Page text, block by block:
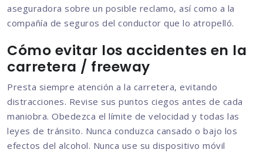
aseguradora sobre un posible reclamo, así como a la
compañía de seguros del conductor que lo atropelló.
Cómo evitar los accidentes en la
carretera / freeway
Presta siempre atención a la carretera, evitando
distracciones. Revise sus puntos ciegos antes de cada
maniobra. Obedezca el límite de velocidad y todas las
leyes de tránsito. Nunca conduzca cansado o bajo los
efectos del alcohol. Nunca use su dispositivo móvil